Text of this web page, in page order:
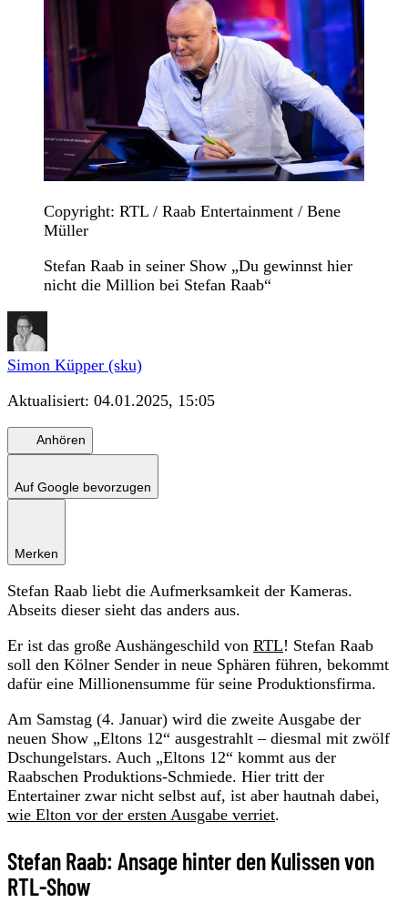
Copyright: RTL / Raab Entertainment / Bene
Müller
Stefan Raab in seiner Show „Du gewinnst hier
nicht die Million bei Stefan Raab“
Simon Küpper (sku)
Aktualisiert: 04.01.2025, 15:05
Anhören
Auf Google bevorzugen
Merken
Stefan Raab liebt die Aufmerksamkeit der Kameras.
Abseits dieser sieht das anders aus.
Er ist das große Aushängeschild von RTL! Stefan Raab
soll den Kölner Sender in neue Sphären führen, bekommt
dafür eine Millionensumme für seine Produktionsfirma.
Am Samstag (4. Januar) wird die zweite Ausgabe der
neuen Show „Eltons 12“ ausgestrahlt – diesmal mit zwölf
Dschungelstars. Auch „Eltons 12“ kommt aus der
Raabschen Produktions-Schmiede. Hier tritt der
Entertainer zwar nicht selbst auf, ist aber hautnah dabei,
wie Elton vor der ersten Ausgabe verriet.
Stefan Raab: Ansage hinter den Kulissen von
RTL-Show